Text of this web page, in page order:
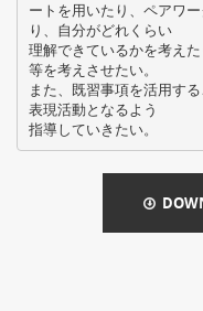
ートを用いたり、ペアワ
り、自分がどれくらい
理解できているかを考え
等を考えさせたい。
また、既習事項を活用す
表現活動となるよう